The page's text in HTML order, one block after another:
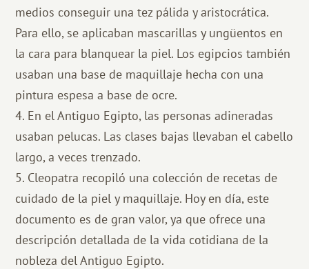
medios conseguir una tez pálida y aristocrática.
Para ello, se aplicaban mascarillas y ungüentos en
la cara para blanquear la piel. Los egipcios también
usaban una base de maquillaje hecha con una
pintura espesa a base de ocre.
4. En el Antiguo Egipto, las personas adineradas
usaban pelucas. Las clases bajas llevaban el cabello
largo, a veces trenzado.
5. Cleopatra recopiló una colección de recetas de
cuidado de la piel y maquillaje. Hoy en día, este
documento es de gran valor, ya que ofrece una
descripción detallada de la vida cotidiana de la
nobleza del Antiguo Egipto.